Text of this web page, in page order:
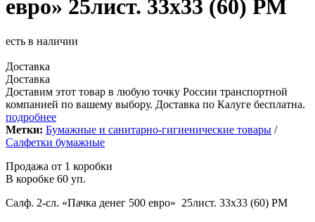
евро» 25лист. 33х33 (60) РМ
есть в наличии
Доставка
Доставка
Доставим этот товар в любую точку России транспортной
компанией по вашему выбору. Доставка по Калуге бесплатна.
подробнее
Метки: Бумажные и санитарно-гигиенические товары /
Салфетки бумажные
Продажа от 1 коробки
В коробке 60 уп.
Салф. 2-сл. «Пачка денег 500 евро» 25лист. 33х33 (60) РМ